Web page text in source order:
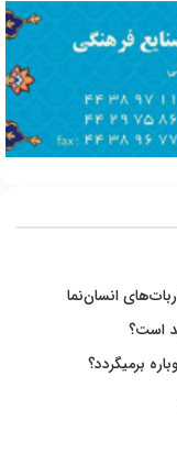
انسان‌نما
است؟
برمیگردد؟